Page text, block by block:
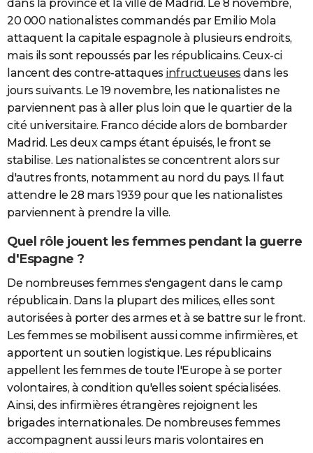
dans la province et la ville de Madrid. Le 8 novembre,
20 000 nationalistes commandés par Emilio Mola
attaquent la capitale espagnole à plusieurs endroits,
mais ils sont repoussés par les républicains. Ceux-ci
lancent des contre-attaques infructueuses dans les
jours suivants. Le 19 novembre, les nationalistes ne
parviennent pas à aller plus loin que le quartier de la
cité universitaire. Franco décide alors de bombarder
Madrid. Les deux camps étant épuisés, le front se
stabilise. Les nationalistes se concentrent alors sur
d'autres fronts, notamment au nord du pays. Il faut
attendre le 28 mars 1939 pour que les nationalistes
parviennent à prendre la ville.
Quel rôle jouent les femmes pendant la guerre
d'Espagne ?
De nombreuses femmes s'engagent dans le camp
républicain. Dans la plupart des milices, elles sont
autorisées à porter des armes et à se battre sur le front.
Les femmes se mobilisent aussi comme infirmières, et
apportent un soutien logistique. Les républicains
appellent les femmes de toute l'Europe à se porter
volontaires, à condition qu'elles soient spécialisées.
Ainsi, des infirmières étrangères rejoignent les
brigades internationales. De nombreuses femmes
accompagnent aussi leurs maris volontaires en